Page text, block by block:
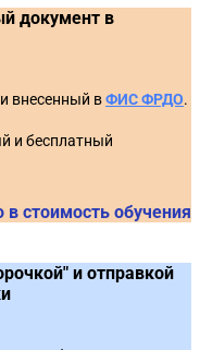
документ в
внесенный вФИС ФРДО.
и бесплатный
в стоимость обучения
и отправкой